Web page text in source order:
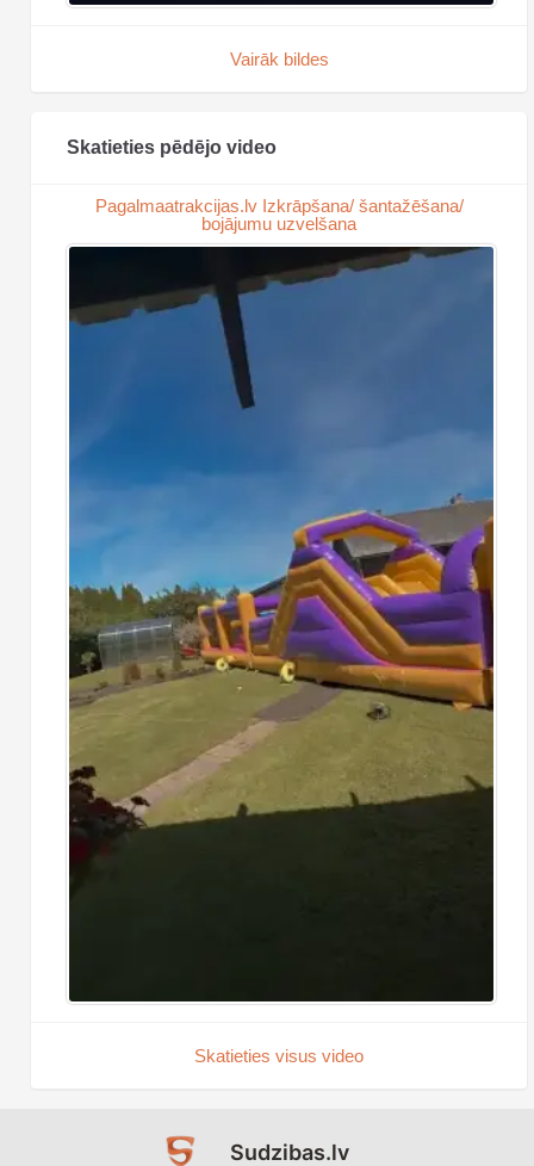
Vairāk bildes
Skatieties pēdējo video
Pagalmaatrakcijas.lv Izkrāpšana/ šantažēšana/
bojājumu uzvelšana
Skatieties visus video
Sudzibas.lv